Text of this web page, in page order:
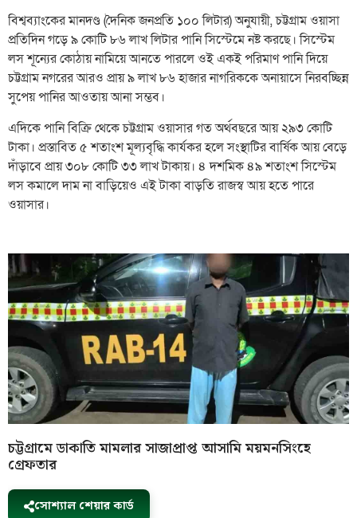
বিশ্বব্যাংকের মানদণ্ড (দৈনিক জনপ্রতি ১০০ লিটার) অনুযায়ী, চট্টগ্রাম ওয়াসা
প্রতিদিন গড়ে ৯ কোটি ৮৬ লাখ লিটার পানি সিস্টেমে নষ্ট করছে। সিস্টেম
লস শূন্যের কোঠায় নামিয়ে আনতে পারলে ওই একই পরিমাণ পানি দিয়ে
চট্টগ্রাম নগরের আরও প্রায় ৯ লাখ ৮৬ হাজার নাগরিককে অনায়াসে নিরবচ্ছিন্ন
সুপেয় পানির আওতায় আনা সম্ভব।
এদিকে পানি বিক্রি থেকে চট্টগ্রাম ওয়াসার গত অর্থবছরে আয় ২৯৩ কোটি
টাকা। প্রস্তাবিত ৫ শতাংশ মূল্যবৃদ্ধি কার্যকর হলে সংস্থাটির বার্ষিক আয় বেড়ে
দাঁড়াবে প্রায় ৩০৮ কোটি ৩৩ লাখ টাকায়। ৪ দশমিক ৪৯ শতাংশ সিস্টেম
লস কমালে দাম না বাড়িয়েও এই টাকা বাড়তি রাজস্ব আয় হতে পারে
ওয়াসার।
চট্টগ্রামে ডাকাতি মামলার সাজাপ্রাপ্ত আসামি ময়মনসিংহে
গ্রেফতার
সোশ্যাল শেয়ার কার্ড